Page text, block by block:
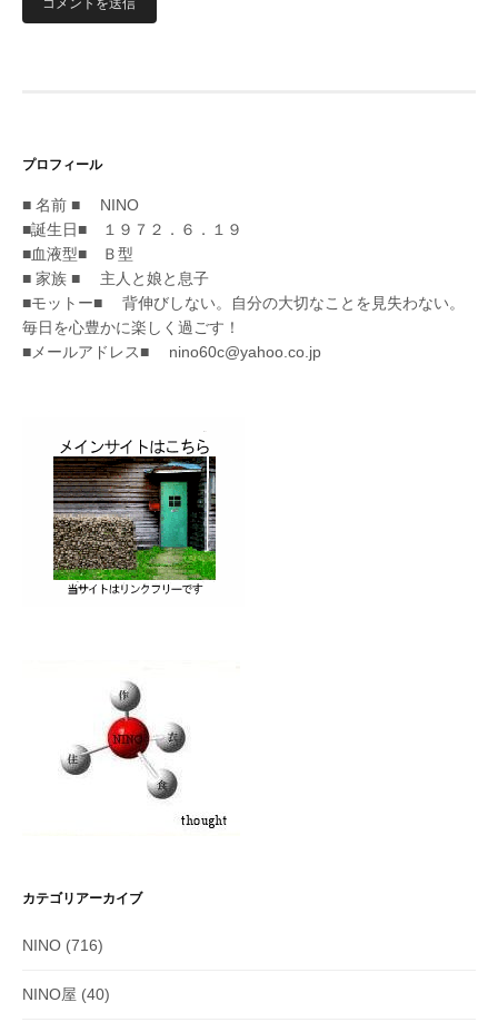
プロフィール
■ 名前 ■ NINO
■誕生日■ １９７２．６．１９
■血液型■ Ｂ型
■ 家族 ■ 主人と娘と息子
■モットー■ 背伸びしない。自分の大切なことを見失わない。
毎日を心豊かに楽しく過ごす！
■メールアドレス■ nino60c@yahoo.co.jp
カテゴリアーカイブ
NINO (716)
NINO屋 (40)